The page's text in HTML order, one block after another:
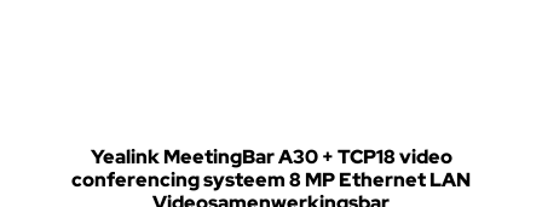
Yealink MeetingBar A30 + TCP18 video
conferencing systeem 8 MP Ethernet LAN